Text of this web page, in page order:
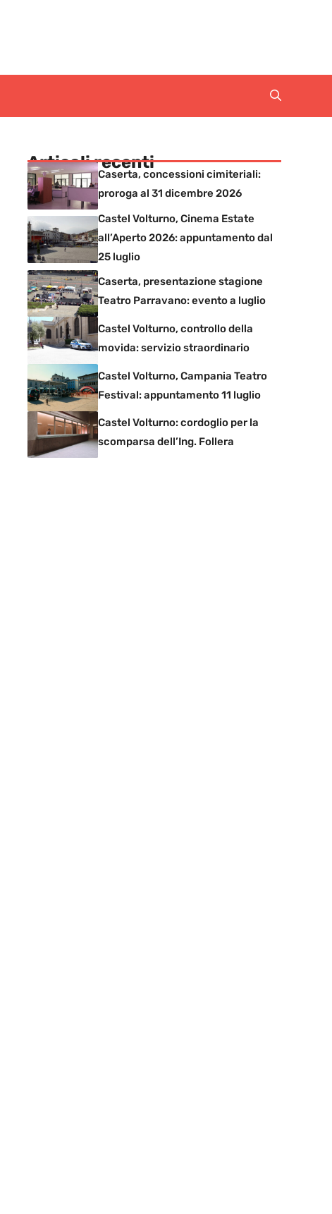
Articoli recenti
Caserta, concessioni cimiteriali:
proroga al 31 dicembre 2026
Castel Volturno, Cinema Estate
all’Aperto 2026: appuntamento dal
25 luglio
Caserta, presentazione stagione
Teatro Parravano: evento a luglio
Castel Volturno, controllo della
movida: servizio straordinario
Castel Volturno, Campania Teatro
Festival: appuntamento 11 luglio
Castel Volturno: cordoglio per la
scomparsa dell’Ing. Follera